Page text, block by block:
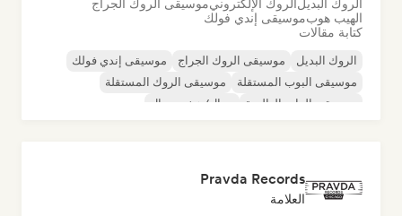
الروك البديلالروك الإلكترونيموسيقى الروك الجراج
الهيب هوبموسيقى إندي فولك
كتابة مقالات
الروك البديل موسيقى الروك الجراج
موسيقى إندي فولك
موسيقى البوب المستقلة
موسيقى الروك المستقلة
موسيقى الراب العالمية
ميتال/هيفي ميتال
Pravda Records
العلامة